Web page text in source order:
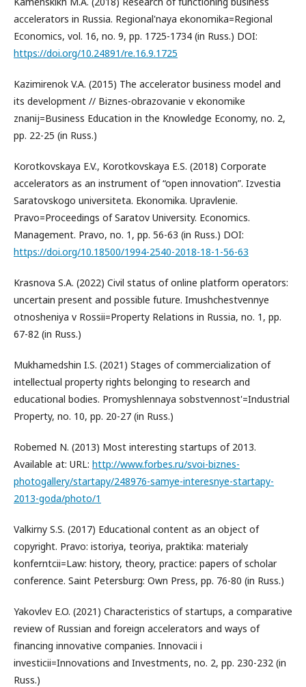
accelerators in Russia. Regional'naya ekonomika=Regional
Economics, vol. 16, no. 9, pp. 1725-1734 (in Russ.) DOI:
https://doi.org/10.24891/re.16.9.1725
Kazimirenok V.A. (2015) The accelerator business model and
its development // Biznes-obrazovanie v ekonomike
znanij=Business Education in the Knowledge Economy, no. 2,
pp. 22-25 (in Russ.)
Korotkovskaya E.V., Korotkovskaya E.S. (2018) Corporate
accelerators as an instrument of “open innovation”. Izvestia
Saratovskogo universiteta. Ekonomika. Upravlenie.
Pravo=Proceedings of Saratov University. Economics.
Management. Pravo, no. 1, pp. 56-63 (in Russ.) DOI:
https://doi.org/10.18500/1994-2540-2018-18-1-56-63
Krasnova S.A. (2022) Civil status of online platform operators:
uncertain present and possible future. Imushchestvennye
otnosheniya v Rossii=Property Relations in Russia, no. 1, pp.
67-82 (in Russ.)
Mukhamedshin I.S. (2021) Stages of commercialization of
intellectual property rights belonging to research and
educational bodies. Promyshlennaya sobstvennost'=Industrial
Property, no. 10, pp. 20-27 (in Russ.)
Robemed N. (2013) Most interesting startups of 2013.
Available at: URL: http://www.forbes.ru/svoi-biznes-
photogallery/startapy/248976-samye-interesnye-startapy-
2013-goda/photo/1
Valkirny S.S. (2017) Educational content as an object of
copyright. Pravo: istoriya, teoriya, praktika: materialy
konferntcii=Law: history, theory, practice: papers of scholar
conference. Saint Petersburg: Own Press, pp. 76-80 (in Russ.)
Yakovlev E.O. (2021) Characteristics of startups, a comparative
review of Russian and foreign accelerators and ways of
financing innovative companies. Innovacii i
investicii=Innovations and Investments, no. 2, pp. 230-232 (in
Russ.)